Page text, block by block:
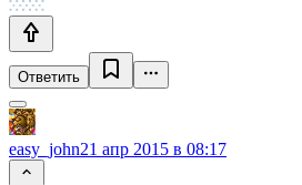
Ответить
easy_john21 апр 2015 в 08:17